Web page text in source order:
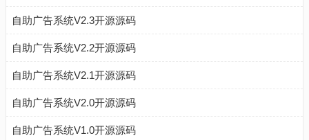
自助广告系统V2.3开源源码
自助广告系统V2.2开源源码
自助广告系统V2.1开源源码
自助广告系统V2.0开源源码
自助广告系统V1.0开源源码